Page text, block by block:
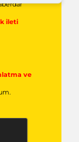
ileti
ve